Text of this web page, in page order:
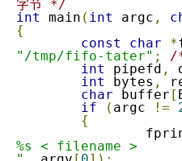
字节 */
int
main ( int argc ,
{
const
char *
"/tmp/fifo-tater" ;
/
int
pipefd ,
int
bytes ,
char buffer [
if
( argc !=
{
%s < filename >